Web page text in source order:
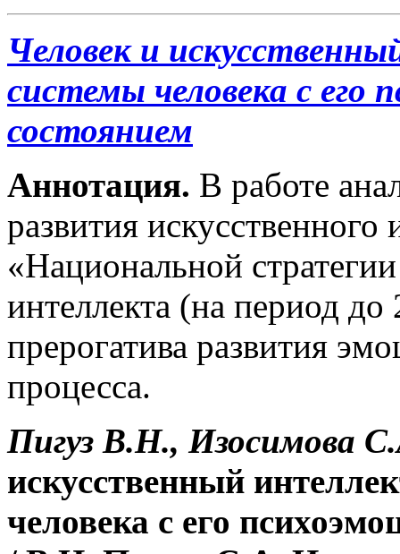
Человек и
системы человека с его
состоянием
Аннотация. В работе
развития
«Национальной
интеллекта (на период
прерогатива развития
процесса.
Пигуз В.Н., Изосимова
искусственный
человека с его